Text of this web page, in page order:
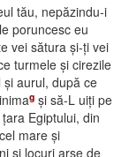
tău, nepăzindu-i
poruncesc eu
vei sătura şi-ţi vei
turmele şi cirezile
aurul, după ce
g şi să-L uiţi pe
Egiptului, din
mare şi
şi locuri arse de